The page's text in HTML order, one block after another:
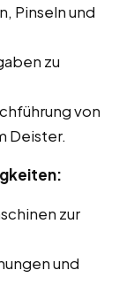
Pinseln und
zu
von
Deister.
zur
und